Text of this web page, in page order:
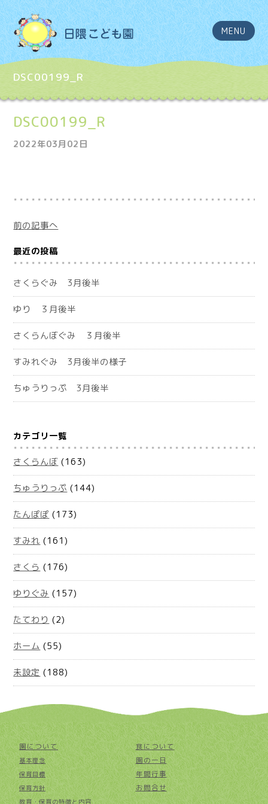
MENU
DSC00199_R
DSC00199_R
2022年03月02日
前の記事へ
最近の投稿
さくらぐみ 3月後半
ゆり ３月後半
さくらんぼぐみ ３月後半
すみれぐみ 3月後半の様子
ちゅうりっぷ 3月後半
カテゴリ一覧
さくらんぼ (163)
ちゅうりっぷ (144)
たんぽぽ (173)
すみれ (161)
さくら (176)
ゆりぐみ (157)
たてわり (2)
ホーム (55)
未設定 (188)
園について
基本理念
保育目標
保育方針
教育・保育の特徴と内容
食について
園の一日
年間行事
お問合せ